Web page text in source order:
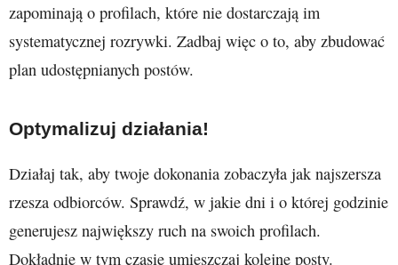
zapominają o profilach, które nie dostarczają im
systematycznej rozrywki. Zadbaj więc o to, aby zbudować
plan udostępnianych postów.
Optymalizuj działania!
Działaj tak, aby twoje dokonania zobaczyła jak najszersza
rzesza odbiorców. Sprawdź, w jakie dni i o której godzinie
generujesz największy ruch na swoich profilach.
Dokładnie w tym czasie umieszczaj kolejne posty.